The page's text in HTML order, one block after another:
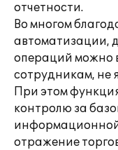
отчетности.
Во многом
автоматизации,
операций можно
сотрудникам, не
При этом
контролю за
отражение